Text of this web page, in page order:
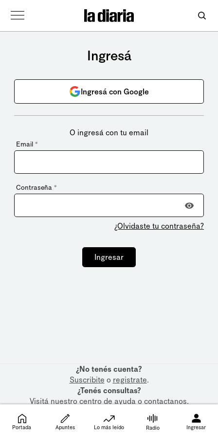
Ingresá
Ingresá con Google
O ingresá con tu email
Email *
Contraseña *
¿Olvidaste tu contraseña?
Ingresar
¿No tenés cuenta?
Suscribite o registrate.
¿Tenés consultas?
Visitá nuestrocentro de ayudaocontactanos.
Portada Apuntes Lo más leído Radio Ingresar